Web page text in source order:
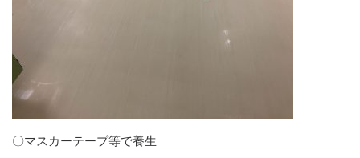
〇マスカーテープ等で養生